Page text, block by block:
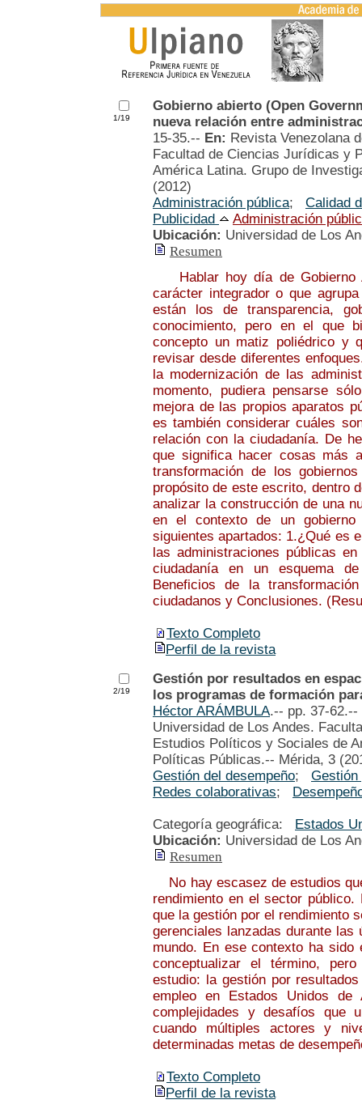
1/19
Gobierno abierto (Open
nueva relación entre
15-35.-- En: Revista Venezolana
Facultad de Ciencias Jurídicas y
América Latina. Grupo de
(2012)
Administración pública; Calidad
Publicidad
Administración
Ubicación: Universidad de Los
Resumen
Hablar hoy día de Gobierno
carácter integrador o que
están los de transparencia,
conocimiento, pero en el que
concepto un matiz poliédrico y
revisar desde diferentes
la modernización de las
momento, pudiera pensarse
mejora de las propios aparatos
es también considerar cuáles
relación con la ciudadanía. De
que significa hacer cosas más
transformación de los
propósito de este escrito, dentro
analizar la construcción de una
en el contexto de un
siguientes apartados: 1.¿Qué es
las administraciones públicas
ciudadanía en un esquema
Beneficios de la
ciudadanos y Conclusiones.
Texto Completo
Perfil de la revista
2/19
Gestión por resultados en
los programas de formación
Héctor ARÁMBULA.-- pp. 37-62.--
Universidad de Los Andes.
Estudios Políticos y Sociales de
Políticas Públicas.-- Mérida, 3
Gestión del desempeño; Gestión
Redes colaborativas;
Categoría geográfica: Estados
Ubicación: Universidad de Los
Resumen
No hay escasez de estudios
rendimiento en el sector
que la gestión por el rendimiento
gerenciales lanzadas durante las
mundo. En ese contexto ha
conceptualizar el término,
estudio: la gestión por
empleo en Estados Unidos
complejidades y desafíos que
cuando múltiples actores y
determinadas metas de
Texto Completo
Perfil de la revista